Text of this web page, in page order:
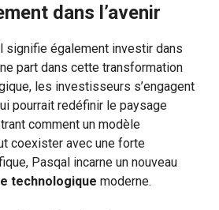
dans l’avenir
signifie également investir dans
part dans cette transformation
les investisseurs s’engagent
pourrait redéfinir le paysage
comment un modèle
coexister avec une forte
Pasqal incarne un nouveau
technologique moderne.